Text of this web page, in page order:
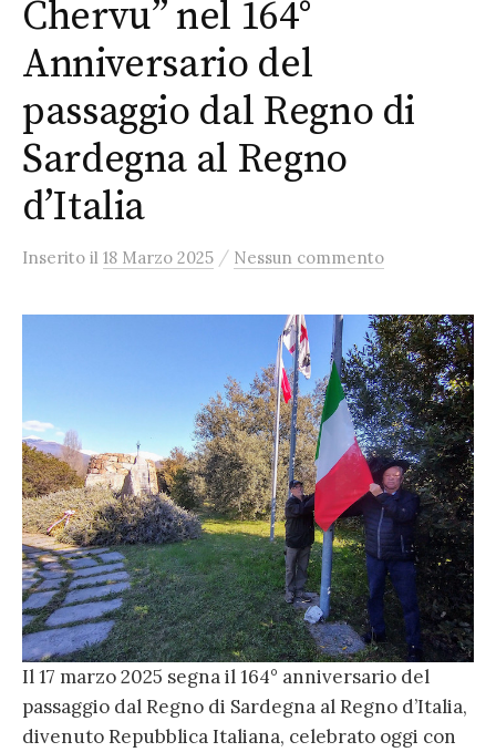
Chervu” nel 164°
Anniversario del
passaggio dal Regno di
Sardegna al Regno
d’Italia
Inserito il 18 Marzo 2025 / Nessun commento
Il 17 marzo 2025 segna il 164° anniversario del
passaggio dal Regno di Sardegna al Regno d’Italia,
divenuto Repubblica Italiana, celebrato oggi con